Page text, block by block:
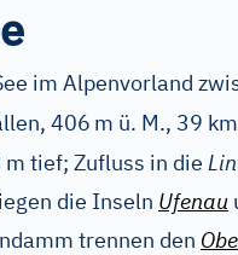
im Alpenvorland
406 m ü. M., 39
m tief; Zufluss in die
die Inseln Ufenau
trennen den